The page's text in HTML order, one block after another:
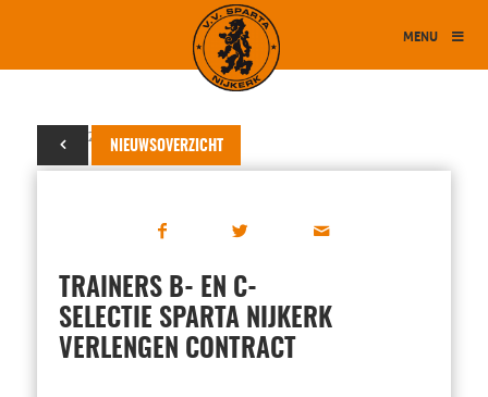
MENU
NIEUWSOVERZICHT
29 mei 2014
TRAINERS B- EN C-
SELECTIE SPARTA NIJKERK
VERLENGEN CONTRACT